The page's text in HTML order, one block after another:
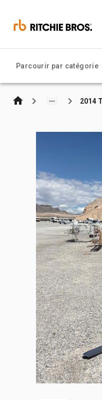
Parcourir par catégorie
2014